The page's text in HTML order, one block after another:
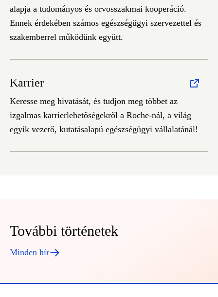
alapja a tudományos és orvosszakmai kooperáció.
Ennek érdekében számos egészségügyi szervezettel és
szakemberrel működünk együtt.
Karrier
Keresse meg hivatását, és tudjon meg többet az
izgalmas karrierlehetőségekről a Roche-nál, a világ
egyik vezető, kutatásalapú egészségügyi vállalatánál!
További történetek
Minden hír